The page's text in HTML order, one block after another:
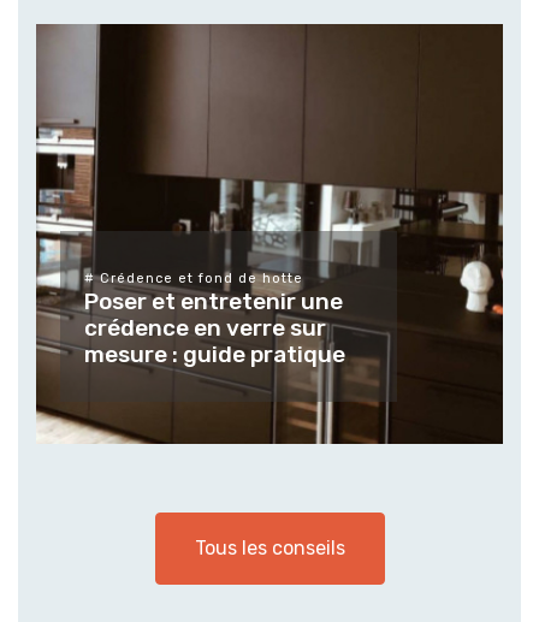
et fond de hotte
et entretenir une
en verre sur
: guide pratique
finitions
Tous les conseils